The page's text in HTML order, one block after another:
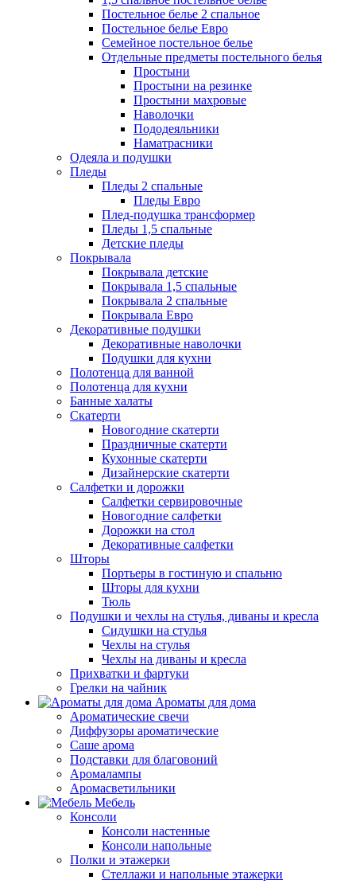
Постельное белье 2 спальное
Постельное белье Евро
Семейное постельное белье
Отдельные предметы постельного белья
Простыни
Простыни на резинке
Простыни махровые
Наволочки
Пододеяльники
Наматрасники
Одеяла и подушки
Пледы
Пледы 2 спальные
Пледы Евро
Плед-подушка трансформер
Пледы 1,5 спальные
Детские пледы
Покрывала
Покрывала детские
Покрывала 1,5 спальные
Покрывала 2 спальные
Покрывала Евро
Декоративные подушки
Декоративные наволочки
Подушки для кухни
Полотенца для ванной
Полотенца для кухни
Банные халаты
Скатерти
Новогодние скатерти
Праздничные скатерти
Кухонные скатерти
Дизайнерские скатерти
Салфетки и дорожки
Салфетки сервировочные
Новогодние салфетки
Дорожки на стол
Декоративные салфетки
Шторы
Портьеры в гостиную и спальню
Шторы для кухни
Тюль
Подушки и чехлы на стулья, диваны и кресла
Сидушки на стулья
Чехлы на стулья
Чехлы на диваны и кресла
Прихватки и фартуки
Грелки на чайник
Ароматы для дома
Ароматические свечи
Диффузоры ароматические
Саше арома
Подставки для благовоний
Аромалампы
Аромасветильники
Мебель
Консоли
Консоли настенные
Консоли напольные
Полки и этажерки
Стеллажи и напольные этажерки